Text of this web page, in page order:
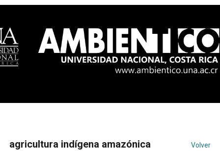
agricultura indígena amazónica Volver